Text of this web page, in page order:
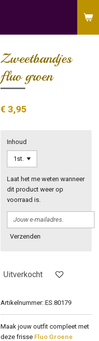
Zweetbandjes
fluo groen
€ 3,95
Inhoud
Laat het me weten wanneer
dit product weer op
voorraad is.
Verzenden
Uitverkocht
Artikelnummer: ES.80179
Maak jouw outfit compleet met
deze frisse Fluo Groene